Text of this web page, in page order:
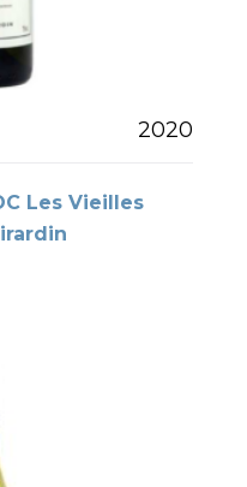
2020
Les Vieilles